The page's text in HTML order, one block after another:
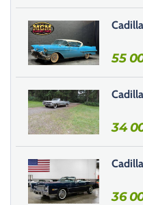
m
p
v
i
d
e
.
55
34
36